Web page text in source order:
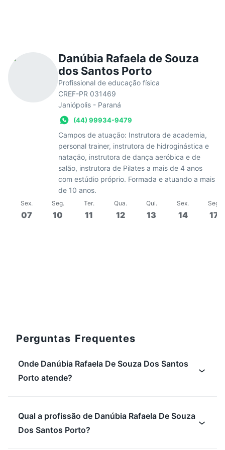
Danúbia Rafaela de Souza
dos Santos Porto
Profissional de educação física
CREF-PR 031469
Janiópolis - Paraná
(44) 99934-9479
Campos de atuação: Instrutora de academia,
personal trainer, instrutora de hidroginástica e
natação, instrutora de dança aeróbica e de
salão, instrutora de Pilates a mais de 4 anos
com estúdio próprio. Formada e atuando a mais
de 10 anos.
Sex.
07
Seg.
10
Ter.
11
Qua.
12
Qui.
13
Sex.
14
Seg
17
Perguntas Frequentes
Onde Danúbia Rafaela De Souza Dos Santos
Porto atende?
Qual a profissão de Danúbia Rafaela De Souza
Dos Santos Porto?